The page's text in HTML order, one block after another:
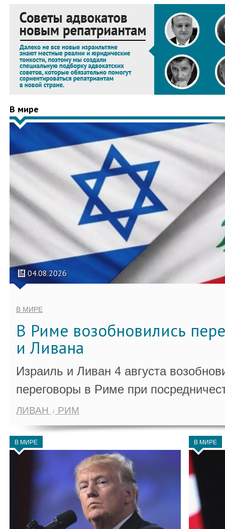
В мире
04.08.2026
В МИРЕ
В Риме возобновились
и Ливана
Израиль и Ливан 4 августа
переговоры в Риме при
ЛИВАН РИМ
В МИРЕ В МИРЕ